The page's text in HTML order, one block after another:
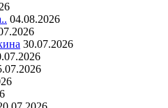
04.08.2026
30.07.2026